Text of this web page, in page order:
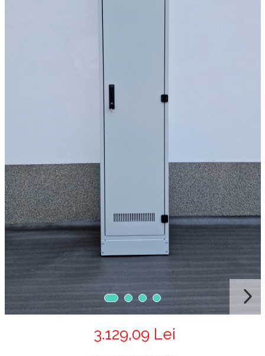
Dulapuri De Laborator/Corpuri
Mobilier Pentru Autolaborator
3.129,09 Lei